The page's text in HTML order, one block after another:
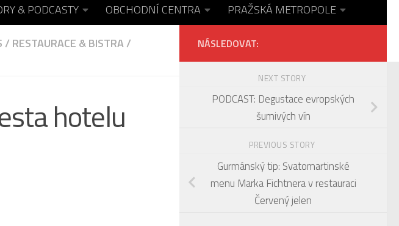
& PODCASTY OBCHODNÍ CENTRA PRAŽSKÁ METROPOLE
/ RESTAURACE & BISTRA/
hotelu
NÁSLEDOVAT:
NEXT STORY
PODCAST: Degustace evropských
šumivých vín
PREVIOUS STORY
Gurmánský tip: Svatomartinské
menu Marka Fichtnera v restauraci
Červený jelen